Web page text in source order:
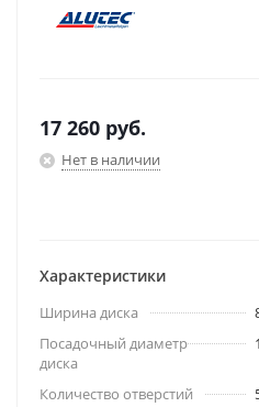
17 260 руб.
Нет в наличии
Характеристики
Ширина диска
Посадочный диаметр
диска
Количество отверстий